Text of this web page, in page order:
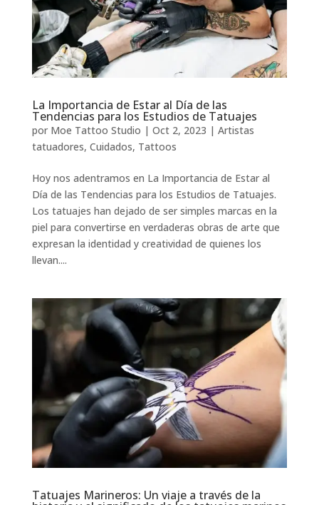
La Importancia de Estar al Día de las
Tendencias para los Estudios de Tatuajes
por Moe Tattoo Studio | Oct 2, 2023 | Artistas
tatuadores, Cuidados, Tattoos
Hoy nos adentramos en La Importancia de Estar al
Día de las Tendencias para los Estudios de Tatuajes.
Los tatuajes han dejado de ser simples marcas en la
piel para convertirse en verdaderas obras de arte que
expresan la identidad y creatividad de quienes los
llevan....
Tatuajes Marineros: Un viaje a través de la